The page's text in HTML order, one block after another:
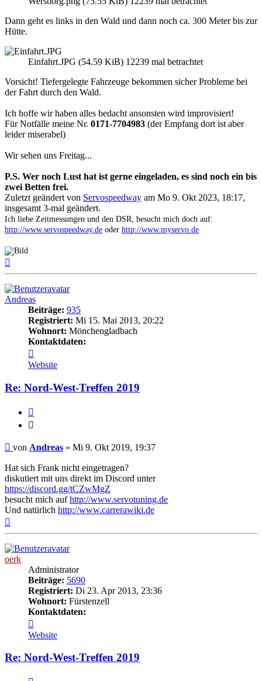
Dann geht es links in den Wald und dann noch ca. 300 Meter bis zur
Hütte.
Einfahrt.JPG (54.59 KiB) 12239 mal betrachtet
Vorsicht! Tiefergelegte Fahrzeuge bekommen sicher Probleme bei
der Fahrt durch den Wald.
Ich hoffe wir haben alles bedacht ansonsten wird improvisiert!
Für Notfälle meine Nr. 0171-7704983 (der Empfang dort ist aber
leider miserabel)
Wir sehen uns Freitag...
P.S. Wer noch Lust hat ist gerne eingeladen, es sind noch ein bis
zwei Betten frei.
Zuletzt geändert von Servospeedway am Mo 9. Okt 2023, 18:17,
insgesamt 3-mal geändert.
Ich liebe Zeitmessungen und den DSR, besucht mich doch auf:
http://www.servospeedway.de oder http://www.myservo.de
Andreas
Beiträge: 935
Registriert: Mi 15. Mai 2013, 20:22
Wohnort: Mönchengladbach
Kontaktdaten:
von
Andreas
Website
Re: Nord-West-Treffen 2019
Beitrag
von Andreas » Mi 9. Okt 2019, 19:37
Hat sich Frank nicht eingetragen?
diskutiert mit uns direkt im Discord unter
https://discord.gg/tCZwMgZ
besucht mich aufhttp://www.servotuning.de
Und natürlich http://www.carrerawiki.de
oerk
Administrator
Beiträge: 5690
Registriert: Di 23. Apr 2013, 23:36
Wohnort: Fürstenzell
Kontaktdaten:
von
oerk
Website
Re: Nord-West-Treffen 2019